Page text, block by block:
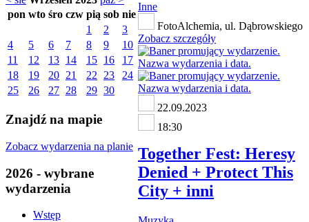
pon wto śro czw pią sob nie
1
2
3
4
5 6 7 8 9
10
11
12 13 14 15 16
17
18
19 20 21 22 23
24
25
26 27 28 29 30
Znajdź na mapie
Zobacz wydarzenia na planie
2026 - wybrane
wydarzenia
Wstęp
Inne
FotoAlchemia, ul. Dąbrowskiego
Zobacz szczegóły
22.09.2023
18:30
Together Fest: Heresy
Denied + Protect This
City + inni